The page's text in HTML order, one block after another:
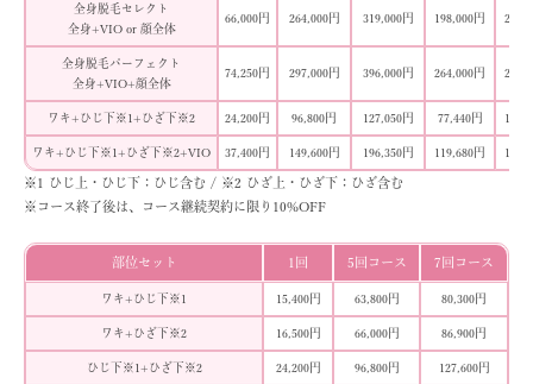
全身脱毛セレクト
全身+VIO or 顔全体
66,000円 264,000円 319,000円 198,000円
全身脱毛パーフェクト
全身+VIO+顔全体
74,250円 297,000円 396,000円 264,000円
ワキ+ひじ下 ※1 +ひざ下 ※2 24,200円 96,800円 127,050円 77,440円
ワキ+ひじ下 ※1 +ひざ下 ※2+VIO 37,400円 149,600円 196,350円 119,680円
※1 ひじ上・ひじ下：ひじ含む / ※2 ひざ上・ひざ下：ひざ含む
※コース終了後は、コース継続契約に限り10%OFF
部位セット 1回 5回コース 7回コース
ワキ+ひじ下 ※1 15,400円 63,800円 80,300円
ワキ+ひざ下 ※2 16,500円 66,000円 86,900円
ひじ下 ※1 +ひざ下 ※2 24,200円 96,800円 127,600円